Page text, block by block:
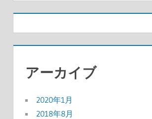
アーカイブ
2020年1月
2018年8月